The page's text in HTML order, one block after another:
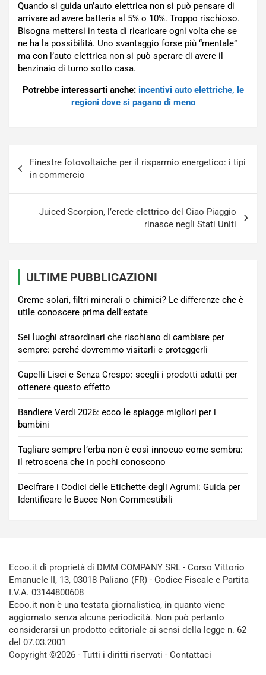
Quando si guida un’auto elettrica non si può pensare di
arrivare ad avere batteria al 5% o 10%. Troppo rischioso.
Bisogna mettersi in testa di ricaricare ogni volta che se
ne ha la possibilità. Uno svantaggio forse più “mentale”
ma con l’auto elettrica non si può sperare di avere il
benzinaio di turno sotto casa.
Potrebbe interessarti anche: incentivi auto elettriche, le
regioni dove si pagano di meno
articoli
Finestre fotovoltaiche per il risparmio energetico: i tipi
in commercio
Juiced Scorpion, l’erede elettrico del Ciao Piaggio
rinasce negli Stati Uniti
ULTIME PUBBLICAZIONI
Creme solari, filtri minerali o chimici? Le differenze che è
utile conoscere prima dell’estate
Sei luoghi straordinari che rischiano di cambiare per
sempre: perché dovremmo visitarli e proteggerli
Capelli Lisci e Senza Crespo: scegli i prodotti adatti per
ottenere questo effetto
Bandiere Verdi 2026: ecco le spiagge migliori per i
bambini
Tagliare sempre l’erba non è così innocuo come sembra:
il retroscena che in pochi conoscono
Decifrare i Codici delle Etichette degli Agrumi: Guida per
Identificare le Bucce Non Commestibili
Ecoo.it di proprietà di DMM COMPANY SRL - Corso Vittorio
Emanuele II, 13, 03018 Paliano (FR) - Codice Fiscale e Partita
I.V.A. 03144800608
Ecoo.it non è una testata giornalistica, in quanto viene
aggiornato senza alcuna periodicità. Non può pertanto
considerarsi un prodotto editoriale ai sensi della legge n. 62
del 07.03.2001
Copyright ©2026 - Tutti i diritti riservati - Contattaci